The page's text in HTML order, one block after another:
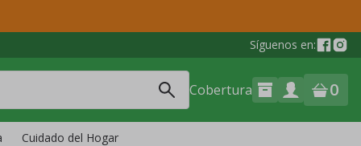
Síguenos en:
Cobertura 0
Cuidado del Hogar